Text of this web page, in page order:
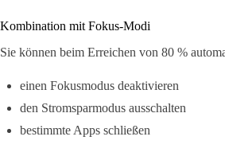
Kombination mit Fokus-Modi
Sie können beim Erreichen von 80 %
einen Fokusmodus deaktivieren
den Stromsparmodus ausschalten
bestimmte Apps schließen